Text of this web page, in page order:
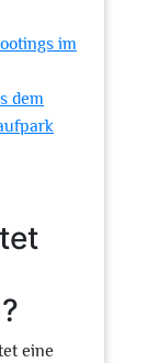
im
dem
eine